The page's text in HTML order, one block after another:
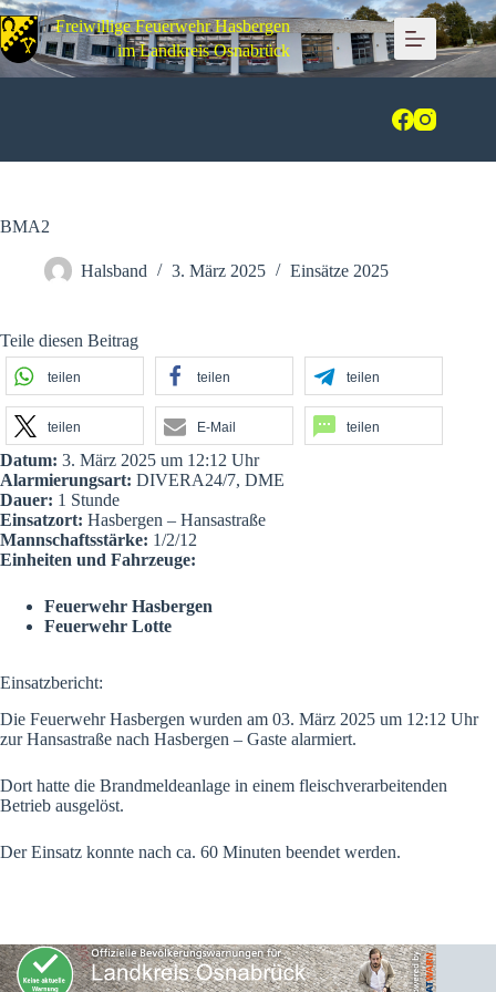
Zum
Inhalt
springen
Freiwillige Feuerwehr Hasbergen
im Landkreis Osnabrück
BMA2
Halsband 3. März 2025 Einsätze 2025
Teile diesen Beitrag
teilen teilen teilen
teilen E-Mail teilen
Datum: 3. März 2025 um 12:12 Uhr
Alarmierungsart: DIVERA24/7, DME
Dauer: 1 Stunde
Einsatzort: Hasbergen – Hansastraße
Mannschaftsstärke: 1/2/12
Einheiten und Fahrzeuge:
Feuerwehr Hasbergen
Feuerwehr Lotte
Einsatzbericht:
Die Feuerwehr Hasbergen wurden am 03. März 2025 um 12:12 Uhr
zur Hansastraße nach Hasbergen – Gaste alarmiert.
Dort hatte die Brandmeldeanlage in einem fleischverarbeitenden
Betrieb ausgelöst.
Der Einsatz konnte nach ca. 60 Minuten beendet werden.